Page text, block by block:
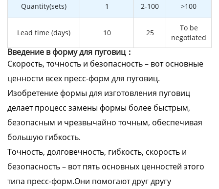
Quantity(sets) 1 2-100 >100
Lead time (days) 10 25
To be
negotiated
Введение в форму для пуговиц：
Скорость, точность и безопасность – вот основные
ценности всех пресс-форм для пуговиц.
Изобретение формы для изготовления пуговиц
делает процесс замены формы более быстрым,
безопасным и чрезвычайно точным, обеспечивая
большую гибкость.
Точность, долговечность, гибкость, скорость и
безопасность – вот пять основных ценностей этого
типа пресс-форм.Они помогают друг другу